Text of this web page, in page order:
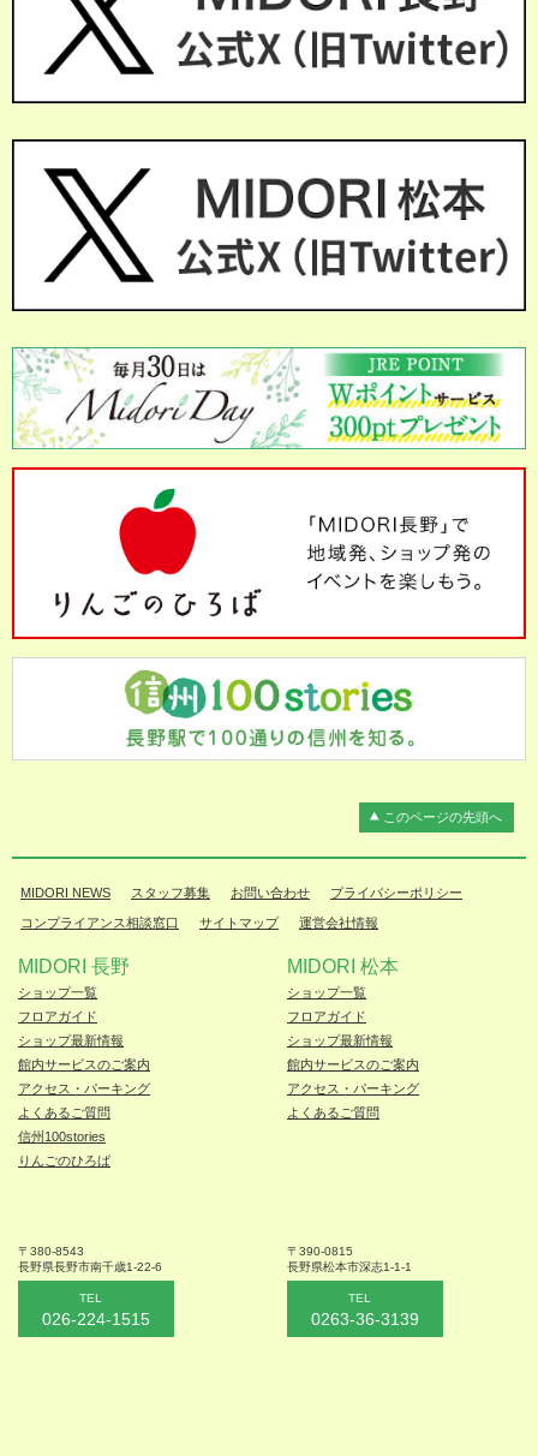
このページの先頭へ
MIDORI NEWS スタッフ募集 お問い合わせ プライバシーポリシー
コンプライアンス相談窓口 サイトマップ 運営会社情報
MIDORI 長野
ショップ一覧
フロアガイド
ショップ最新情報
館内サービスのご案内
アクセス・パーキング
よくあるご質問
信州100stories
りんごのひろば
〒380-8543
長野県長野市南千歳1-22-6
TEL
026-224-1515
MIDORI 松本
ショップ一覧
フロアガイド
ショップ最新情報
館内サービスのご案内
アクセス・パーキング
よくあるご質問
〒390-0815
長野県松本市深志1-1-1
TEL
0263-36-3139